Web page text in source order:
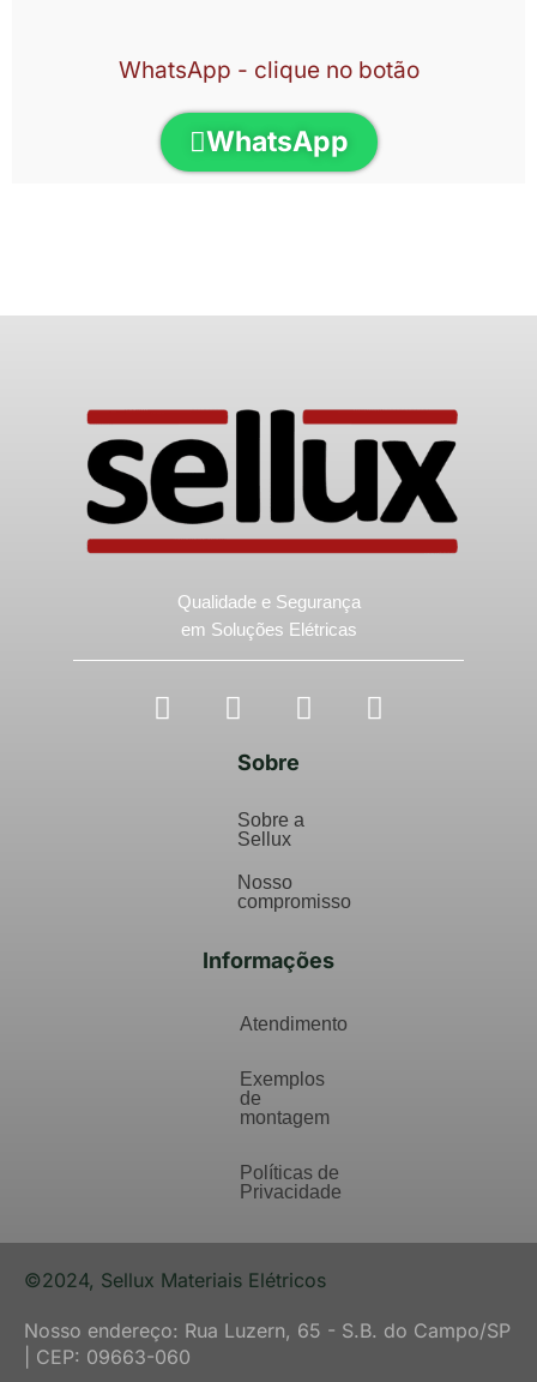
WhatsApp - clique no botão
WhatsApp
Qualidade e Segurança
em Soluções Elétricas
Sobre
Sobre a
Sellux
Nosso
compromisso
Informações
Atendimento
Exemplos
de
montagem
Políticas de
Privacidade
©2024, Sellux Materiais Elétricos
Nosso endereço: Rua Luzern, 65 - S.B. do Campo/SP
| CEP: 09663-060